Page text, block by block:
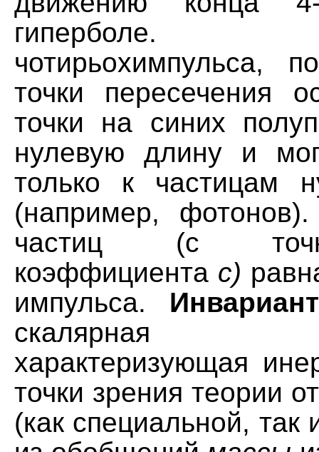
гиперболе.
чотирьохимпульса,
точки пересечения
точки на синих
нулевую длину и
только к частицам
(например,
частиц (с
коэффициента c)
импульса.
скалярная
характеризующая
точки зрения теории
(как специальной,